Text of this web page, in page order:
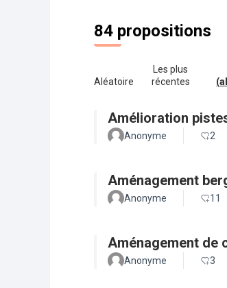
84 propositions
Aléatoire
Les plus
récentes
Amélioration
Anonyme 2
Aménagement
Anonyme 11
Aménagement de
Anonyme 3